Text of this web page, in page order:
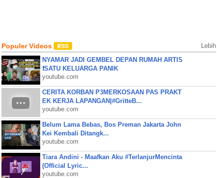
Populer Videos Lebih
NYAMAR JADI GEMBEL DEPAN RUMAH ARTIS
❗SATU KELUARGA PANIK
youtube.com
CERITA KORBAN P3MERKOSAAN PAS PRAKT
EK KERJA LAPANGAN|#GritteB...
youtube.com
Belum Lama Bebas, Bos Preman Jakarta John
Kei Kembali Ditangk...
youtube.com
Tiara Andini - Maafkan Aku #TerlanjurMencinta
(Official Lyric...
youtube.com